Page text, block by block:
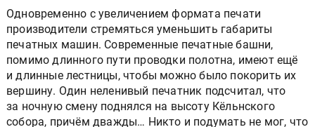
Одновременно с увеличением формата печати
производители стремяться уменьшить габариты
печатных машин. Современные печатные башни,
помимо длинного пути проводки полотна, имеют ещё
и длинные лестницы, чтобы можно было покорить их
вершину. Один неленивый печатник подсчитал, что
за ночную смену поднялся на высоту Кёльнского
собора, причём дважды… Никто и подумать не мог, что